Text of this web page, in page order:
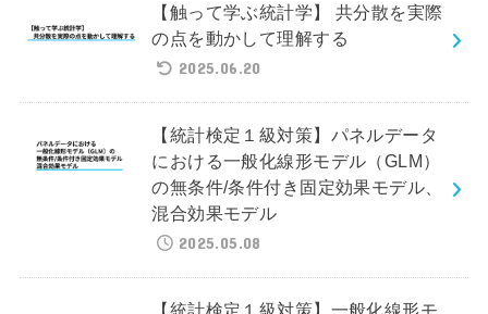
【触って学ぶ統計学】 共分散を実際
の点を動かして理解する
2025.06.20
【統計検定１級対策】パネルデータ
における一般化線形モデル（GLM）
の無条件/条件付き固定効果モデル、
混合効果モデル
2025.05.08
【統計検定１級対策】一般化線形モ